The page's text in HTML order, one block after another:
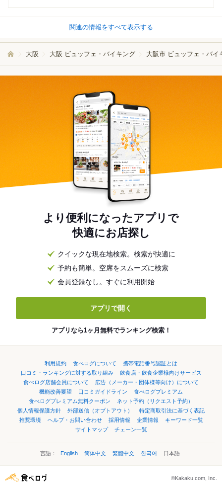
関連の情報をすべて表示する
大阪 大阪 ビュッフェ・バイキング 大阪市 ビュッフェ・バイ
より便利になったアプリで
快適にお店探し
クイックな現在地検索。検索が快適に
予約も簡単。空席をスムーズに検索
会員登録なし。すぐに利用開始
アプリで開く
アプリなら1ヶ月無料でランキング検索！
利用規約 食べログについて
携帯電話番号認証とは
口コミ・ランキングに対する取り組み
飲食店・飲食企業様向けサービス
食べログ店舗会員について
広告（メーカー・団体様等向け）について
機能改善要望
口コミガイドライン
食べログプレミアム
食べログプレミアム無料クーポン
ネット予約（リクエスト予約）
個人情報保護方針
外部送信（オプトアウト）
特定商取引法に基づく表記
推奨環境
ヘルプ・お問い合わせ 採用情報 企業情報
キーワード一覧
サイトマップ
チェーン一覧
言語： English 简体中文 繁體中文 한국어 日本語
©Kakaku.com, Inc.